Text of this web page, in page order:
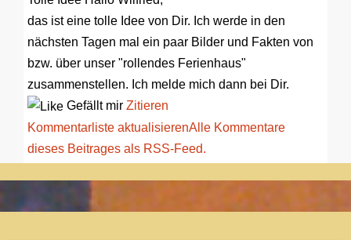
das ist eine tolle Idee von Dir. Ich werde in den
nächsten Tagen mal ein paar Bilder und Fakten von
bzw. über unser "rollendes Ferienhaus"
zusammenstellen. Ich melde mich dann bei Dir.
Gefällt mir Zitieren
Kommentarliste aktualisierenAlle Kommentare
dieses Beitrages als RSS-Feed.